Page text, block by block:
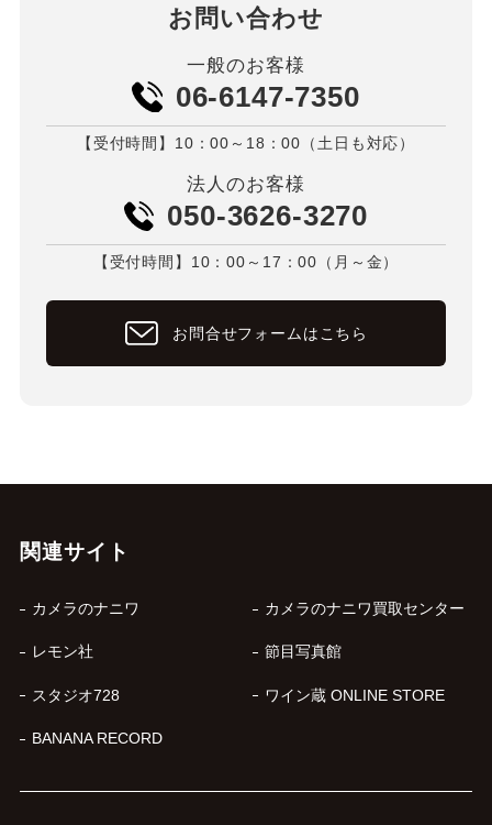
お問い合わせ
一般のお客様
06-6147-7350
【受付時間】10：00～18：00（土日も対応）
法人のお客様
050-3626-3270
【受付時間】10：00～17：00（月～金）
お問合せフォームはこちら
関連サイト
カメラのナニワ カメラのナニワ買取センター
レモン社 節目写真館
スタジオ728 ワイン蔵 ONLINE STORE
BANANA RECORD